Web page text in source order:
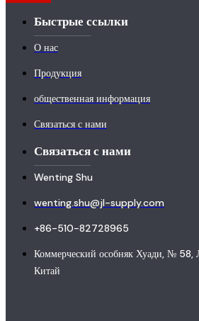
Быстрые ссылки
О нас
Продукция
общественная информация
Связаться с нами
Связаться с нами
Wenting Shu
wenting.shu@jl-supply.com
+86-510-82728965
Коммерческий особняк Хуади, № 58,
Китай